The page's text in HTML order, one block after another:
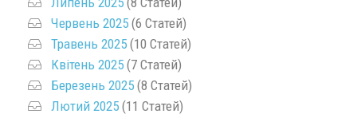
Червень 2025 (6 Статей)
Травень 2025 (10 Статей)
Квітень 2025 (7 Статей)
Березень 2025 (8 Статей)
Лютий 2025 (11 Статей)